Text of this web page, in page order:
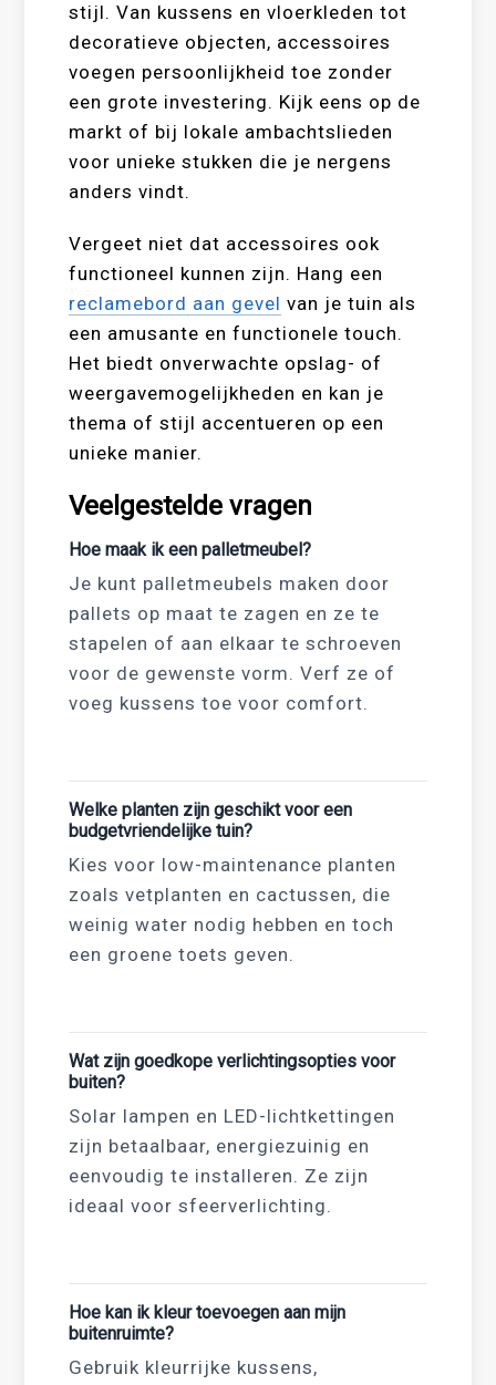
stijl. Van kussens en vloerkleden tot
decoratieve objecten, accessoires
voegen persoonlijkheid toe zonder
een grote investering. Kijk eens op de
markt of bij lokale ambachtslieden
voor unieke stukken die je nergens
anders vindt.
Vergeet niet dat accessoires ook
functioneel kunnen zijn. Hang een
reclamebord aan gevel van je tuin als
een amusante en functionele touch.
Het biedt onverwachte opslag- of
weergavemogelijkheden en kan je
thema of stijl accentueren op een
unieke manier.
Veelgestelde vragen
Hoe maak ik een palletmeubel?
Je kunt palletmeubels maken door
pallets op maat te zagen en ze te
stapelen of aan elkaar te schroeven
voor de gewenste vorm. Verf ze of
voeg kussens toe voor comfort.
Welke planten zijn geschikt voor een
budgetvriendelijke tuin?
Kies voor low-maintenance planten
zoals vetplanten en cactussen, die
weinig water nodig hebben en toch
een groene toets geven.
Wat zijn goedkope verlichtingsopties voor
buiten?
Solar lampen en LED-lichtkettingen
zijn betaalbaar, energiezuinig en
eenvoudig te installeren. Ze zijn
ideaal voor sfeerverlichting.
Hoe kan ik kleur toevoegen aan mijn
buitenruimte?
Gebruik kleurrijke kussens,